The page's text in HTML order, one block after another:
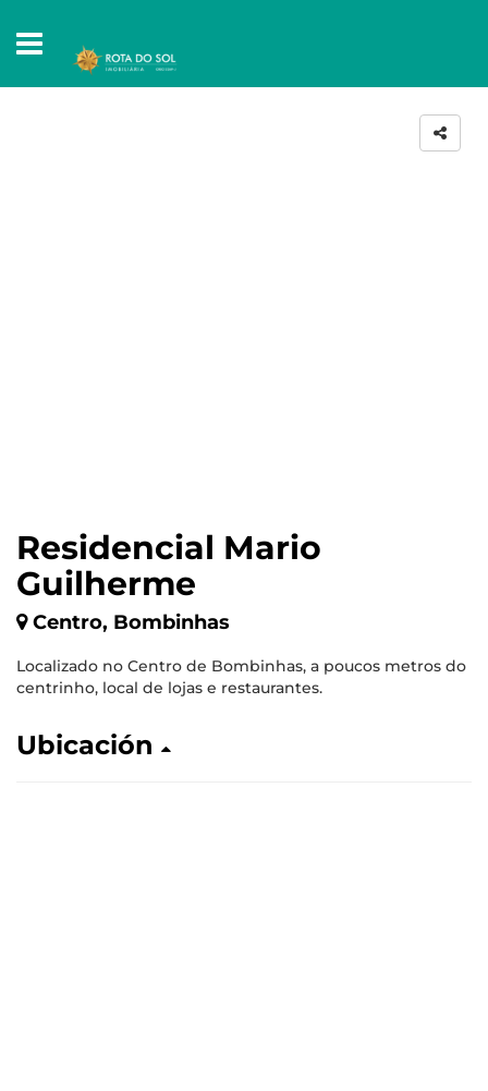
Residencial Mario
Guilherme
Centro, Bombinhas
Localizado no Centro de Bombinhas, a poucos metros do
centrinho, local de lojas e restaurantes.
Ubicación